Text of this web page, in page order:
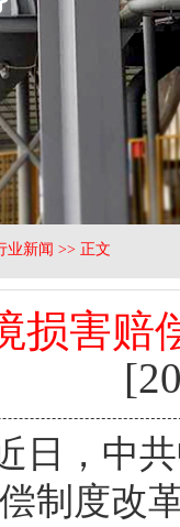
业新闻 >> 正文
损害
日，中
制度改